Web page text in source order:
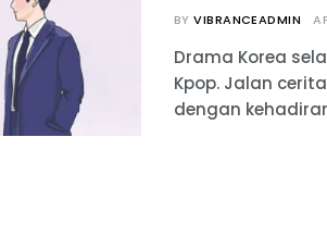
BY VIBRANCEADMIN
Drama Korea
Kpop. Jalan
dengan